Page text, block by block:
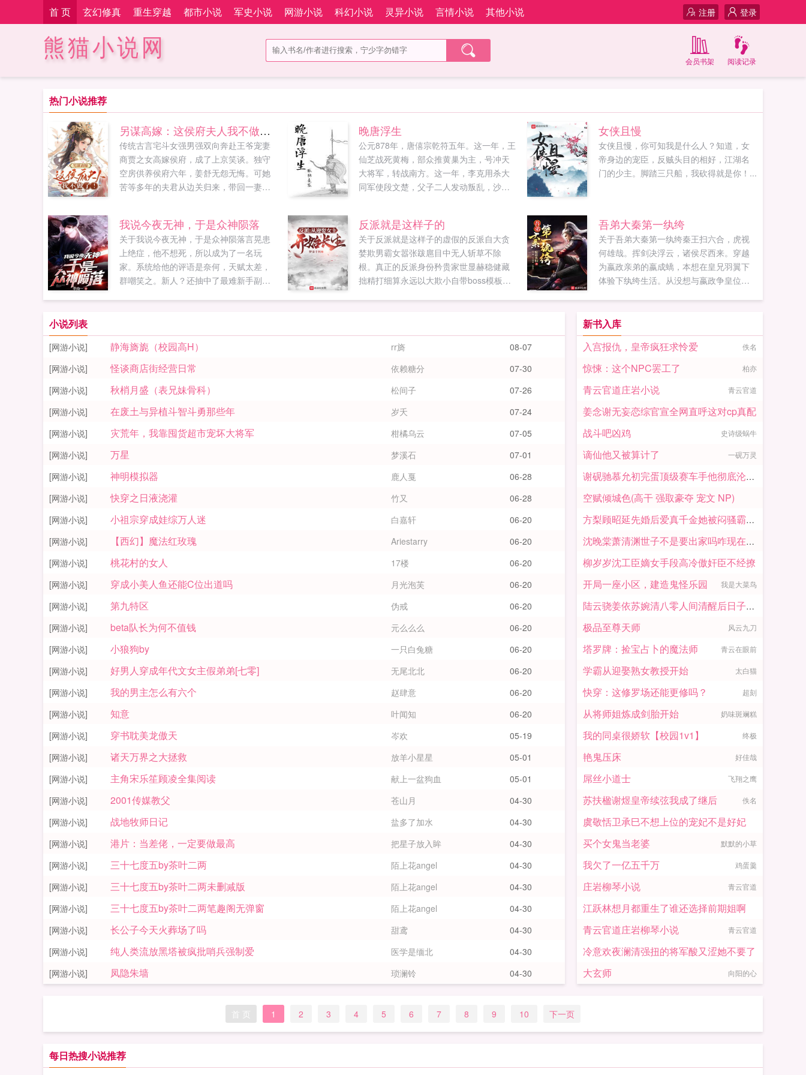
首 页 玄幻修真 重生穿越 都市小说 军史小说 网游小说 科幻小说 灵异小说 言情小说 其他小说 登录
注册
熊猫小说网 阅读记录
会员书架
热门小说推荐
另谋高嫁：这侯府夫人我不做了！
传统古言宅斗女强男强双向奔赴王爷宠妻
商贾之女高嫁侯府，成了上京笑谈。独守
空房供养侯府六年，姜舒无怨无悔。可她
苦等多年的夫君从边关归来，带回一妻两
晚唐浮生
公元878年，唐僖宗乾符五年。这一年，王
仙芝战死黄梅，部众推黄巢为主，号冲天
大将军，转战南方。这一年，李克用杀大
同军使段文楚，父子二人发动叛乱，沙陀
作乱。这一年，僖宗斗鸡击球，不理朝
政。这一年，大唐风雨飘摇。这一年，后
世穿越而来的邵树德有自己的...
女侠且慢
女侠且慢，你可知我是什么人？知道，女
帝身边的宠臣，反贼头目的相好，江湖名
门的少主。脚踏三只船，我砍得就是你！...
我说今夜无神，于是众神陨落
关于我说今夜无神，于是众神陨落言晃患
上绝症，他不想死，所以成为了一名玩
家。系统给他的评语是奈何，天赋太差，
群嘲笑之。新人？还抽中了最难新手副
砍他了！然而，待谢叔叔提着菜刀过来之
时，却一反常态变成了一个有问必答的好
叔叔，不断给言晃透露隐藏线索！你不会
伤害我，所以这把刀是送给我的礼物对
吗？是的。吃瓜群众卧槽？这么容易就得
道具了？不可能，绝对不可能！副本中，
无数boss为言晃感激涕零。自闭少年我以
前自卑又自闭，后来听了言老师开导，已
志，要施以制裁。言晃今夜将是无神夜。
于是，众神陨落。...
反派就是这样子的
关于反派就是这样子的虚假的反派自大贪
婪欺男霸女嚣张跋扈目中无人斩草不除
根。真正的反派身份矜贵家世显赫稳健藏
拙精打细算永远以大欺小自带boss模板实
吾弟大秦第一纨绔
关于吾弟大秦第一纨绔秦王扫六合，虎视
何雄哉。挥剑决浮云，诸侯尽西来。穿越
为嬴政亲弟的嬴成蟜，本想在皇兄羽翼下
体验下纨绔生活。从没想与嬴政争皇位，
望天上云卷云舒的咸鱼。可当大侄子嬴扶
苏被贬上...
小说列表
[网游小说] 静海旖旎（校园高H） rr旖
08-07
[网游小说]
怪谈商店街经营日常 依赖糖分
07-30
[网游小说]
秋梢月盛（表兄妹骨科） 松间子
07-26
[网游小说]
在废土与异植斗智斗勇那些年 岁夭
07-24
[网游小说]
灾荒年，我靠囤货超市宠坏大将军 柑橘乌云
07-05
[网游小说]
万星 梦溪石
07-01
[网游小说]
神明模拟器 鹿人戛
06-28
[网游小说]
快穿之日液浇灌 竹又
06-28
[网游小说]
小祖宗穿成娃综万人迷 白嘉轩
06-20
[网游小说]
【西幻】魔法红玫瑰 Ariestarry
06-20
[网游小说]
桃花村的女人 17楼
06-20
[网游小说]
穿成小美人鱼还能C位出道吗 月光泡芙
06-20
[网游小说]
第九特区 伪戒
06-20
[网游小说]
beta队长为何不值钱 元么么么
06-20
[网游小说]
小狼狗by 一只白兔糖
06-20
[网游小说]
好男人穿成年代文女主假弟弟[七零] 无尾北北
06-20
[网游小说]
我的男主怎么有六个 赵肆意
06-20
[网游小说]
知意 叶闻知
06-20
[网游小说]
穿书耽美龙傲天 岑欢
05-19
[网游小说]
诸天万界之大拯救 放羊小星星
05-01
[网游小说]
主角宋乐笙顾凌全集阅读 献上一盆狗血
05-01
[网游小说]
2001传媒教父 苍山月
04-30
[网游小说]
战地牧师日记 盐多了加水
04-30
[网游小说]
港片：当差佬，一定要做最高 把星子放入眸
04-30
[网游小说]
三十七度五by茶叶二两 陌上花angel
04-30
[网游小说]
三十七度五by茶叶二两未删减版 陌上花angel
04-30
[网游小说]
三十七度五by茶叶二两笔趣阁无弹窗 陌上花angel
04-30
[网游小说]
长公子今天火葬场了吗 甜鸢
04-30
[网游小说]
纯人类流放黑塔被疯批哨兵强制爱 医学是缅北
04-30
[网游小说]
凤隐朱墙 琐澜铃 04-30
新书入库
入宫报仇，皇帝疯狂求怜爱
佚名
惊悚：这个NPC罢工了 柏亦
青云官道庄岩小说 青云官道
姜念谢无妄恋综官宣全网直呼这对cp真配
吃番茄不长胖
战斗吧凶鸡 史诗级蜗牛
谪仙他又被算计了 一砚万灵
谢砚驰慕允初完蛋顶级赛车手他彻底沦陷了
ViVi1223
空赋倾城色(高干 强取豪夺 宠文 NP)
烟草风絮梅子雨
方梨顾昭延先婚后爱真千金她被闷骚霸总爆宠
佚名
沈晚棠萧清渊世子不是要出家吗咋现在赖上我了
佚名
柳岁岁沈工臣嫡女手段高冷傲奸臣不经撩
佚名
开局一座小区，建造鬼怪乐园 我是大菜鸟
陆云骁姜依苏婉清八零人间清醒后日子不要太舒服
辣条不辣
极品至尊天师 风云九刀
塔罗牌：捡宝占卜的魔法师 青云在眼前
学霸从迎娶熟女教授开始 太白猫
快穿：这修罗场还能更修吗？ 超刻
从将师姐炼成剑胎开始 奶味斑斓糕
我的同桌很娇软【校园1v1】 终极
艳鬼压床 好佳哉
屌丝小道士 飞翔之鹰
苏扶楹谢煜皇帝续弦我成了继后 佚名
虞敬恬卫承巳不想上位的宠妃不是好妃
佚名
买个女鬼当老婆 默默的小草
我欠了一亿五千万 鸡蛋羹
庄岩柳琴小说 青云官道
江跃林想月都重生了谁还选择前期姐啊
佚名
青云官道庄岩柳琴小说 青云官道
冷意欢夜澜清强扭的将军酸又涩她不要了
佚名
大玄师 向阳的心
首 页 1 2 3 4 5 6 7 8 9 10 下一页
每日热搜小说推荐